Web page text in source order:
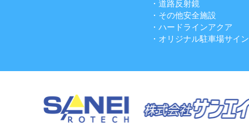
・道路反射鏡
・その他安全施設
・ハードラインアクア
・オリジナル駐車場サイン